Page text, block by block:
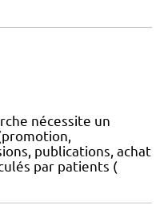
nécessite un
publications, achat
par patients (